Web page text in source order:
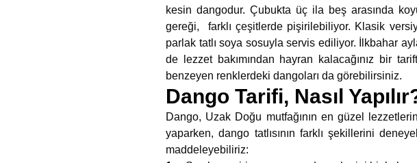
kesin dangodur. Çubukta üç ila beş arasında
gereği,
farklı çeşitlerde pişirilebiliyor. Klasik
parlak tatlı soya sosuyla servis ediliyor. İlkbahar
de lezzet bakımından hayran kalacağınız bir
benzeyen renklerdeki dangoları da görebilirsiniz.
Dango Tarifi, Nasıl
Dango, Uzak Doğu mutfağının en güzel
yaparken, dango tatlısının farklı şekillerini
maddeleyebiliriz: